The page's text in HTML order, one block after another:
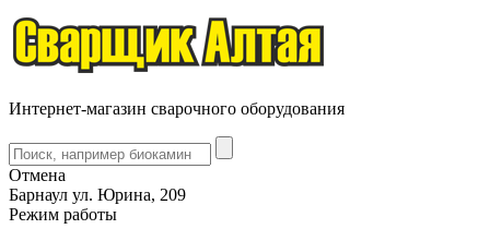
Интернет-магазин сварочного оборудования
Отмена
Барнаул ул. Юрина, 209
Режим работы